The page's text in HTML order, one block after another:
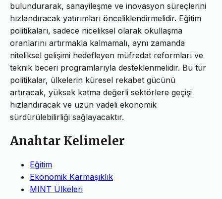
bulundurarak, sanayileşme ve inovasyon süreçlerini
hızlandıracak yatırımları önceliklendirmelidir. Eğitim
politikaları, sadece niceliksel olarak okullaşma
oranlarını artırmakla kalmamalı, aynı zamanda
niteliksel gelişimi hedefleyen müfredat reformları ve
teknik beceri programlarıyla desteklenmelidir. Bu tür
politikalar, ülkelerin küresel rekabet gücünü
artıracak, yüksek katma değerli sektörlere geçişi
hızlandıracak ve uzun vadeli ekonomik
sürdürülebilirliği sağlayacaktır.
Anahtar Kelimeler
Eğitim
Ekonomik Karmaşıklık
MINT Ülkeleri